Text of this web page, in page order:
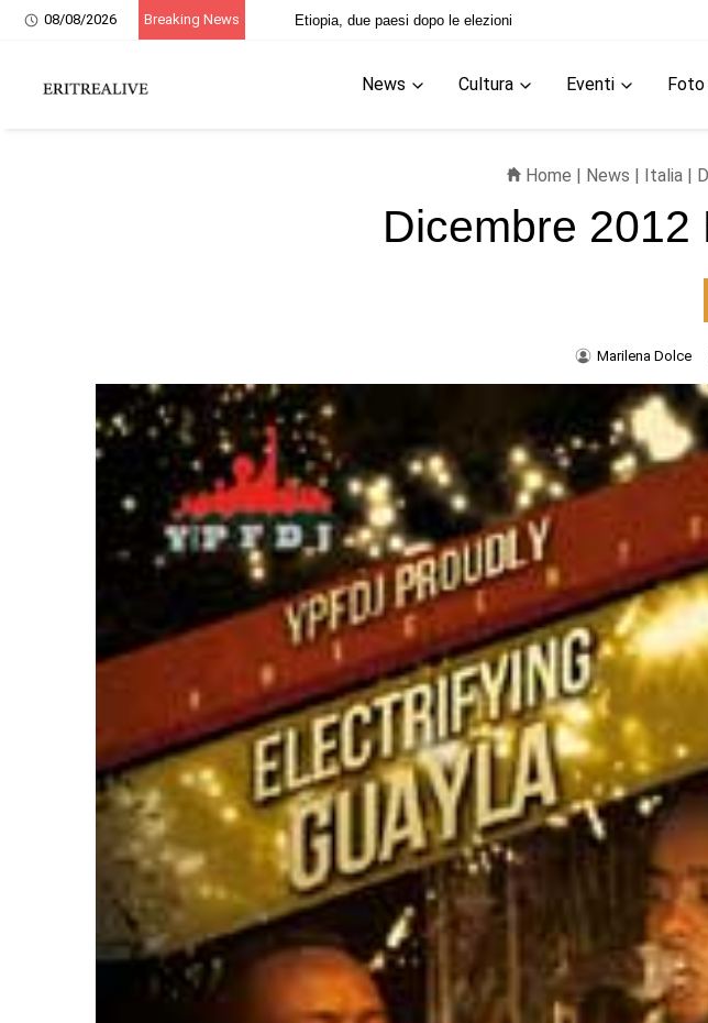
08/08/2026 Breaking News 20 giugno, ricordo dei martiri eritrei
News Cultura Eventi Foto
Home | News | Italia|
Dicembre 2012
Marilena Dolce